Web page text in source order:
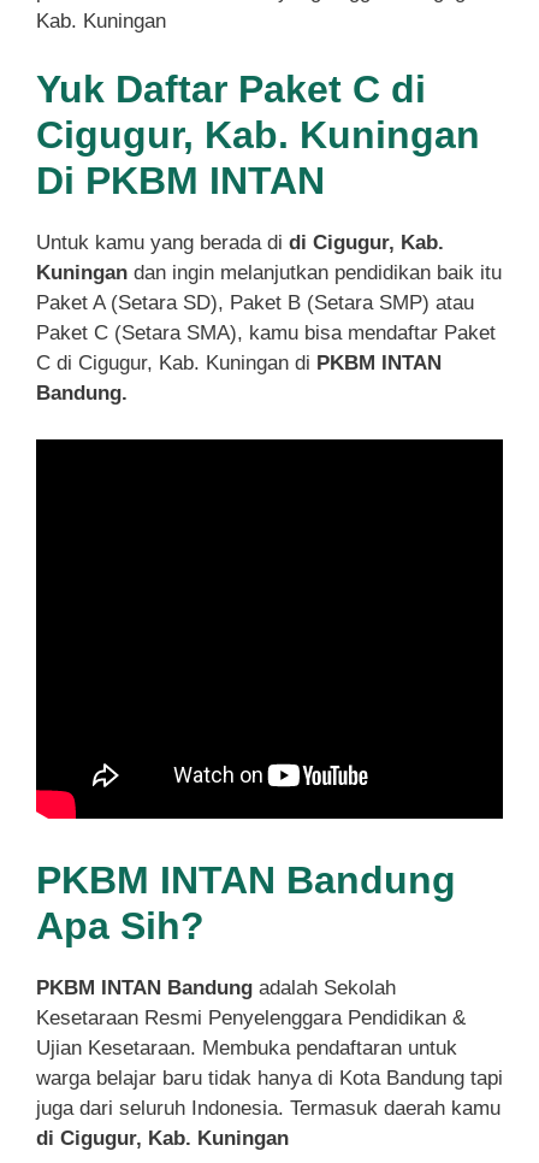
Kab. Kuningan
Yuk Daftar Paket C di
Cigugur, Kab. Kuningan
Di PKBM INTAN
Untuk kamu yang berada di di Cigugur, Kab.
Kuningan dan ingin melanjutkan pendidikan baik itu
Paket A (Setara SD), Paket B (Setara SMP) atau
Paket C (Setara SMA), kamu bisa mendaftar Paket
C di Cigugur, Kab. Kuningan di PKBM INTAN
Bandung.
PKBM INTAN Bandung
Apa Sih?
PKBM INTAN Bandung adalah Sekolah
Kesetaraan Resmi Penyelenggara Pendidikan &
Ujian Kesetaraan. Membuka pendaftaran untuk
warga belajar baru tidak hanya di Kota Bandung tapi
juga dari seluruh Indonesia. Termasuk daerah kamu
di Cigugur, Kab. Kuningan